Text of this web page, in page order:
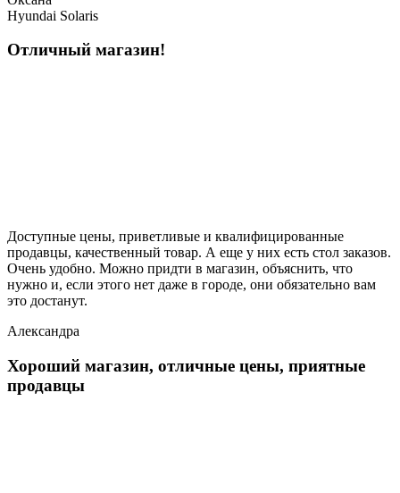
Hyundai Solaris
Отличный магазин!
Доступные цены, приветливые и квалифицированные
продавцы, качественный товар. А еще у них есть стол заказов.
Очень удобно. Можно придти в магазин, объяснить, что
нужно и, если этого нет даже в городе, они обязательно вам
это достанут.
Александра
Хороший магазин, отличные цены, приятные
продавцы